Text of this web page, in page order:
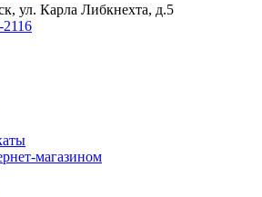
ул. Карла Либкнехта, д.5
магазином